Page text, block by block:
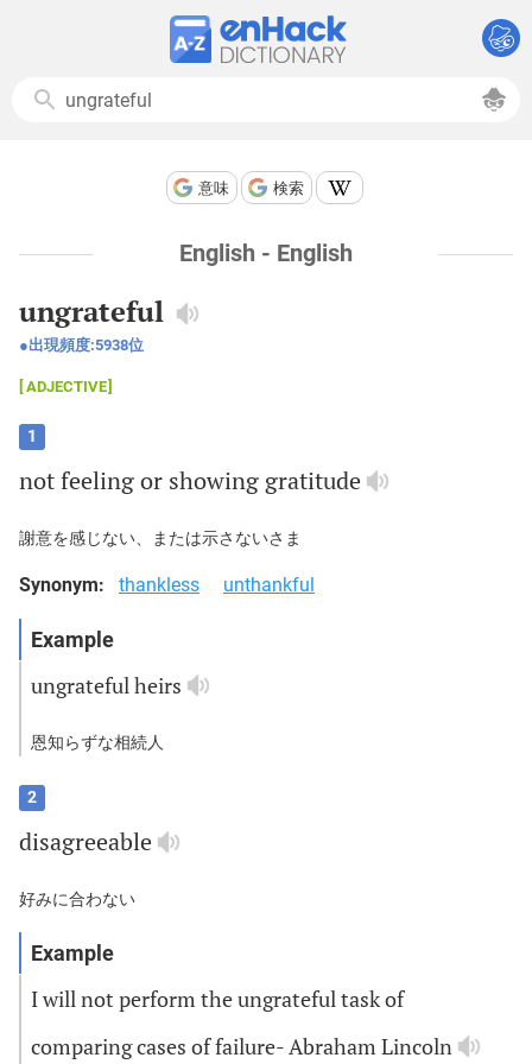
意味 検索
English - English
ungrateful
出現頻度:5938位
ADJECTIVE
1
notfeelingor showing gratitude
謝意を感じない、または示さないさま
Synonym: thankless unthankful
ungratefulheirs
恩知らずな相続人
2
disagreeable
好みに合わない
Iwillnot perform theungratefultaskof
comparingcases offailure-Abraham Lincoln